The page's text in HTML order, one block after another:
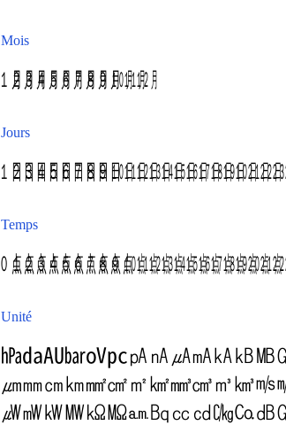
Mois
㋀ ㋁ ㋂ ㋃ ㋄ ㋅ ㋆ ㋇ ㋈ ㋉㋊㋋
Jours
㏠ ㏡ ㏢ ㏣ ㏤ ㏥ ㏦ ㏧ ㏨ ㏩㏪㏫㏬㏭㏮㏯㏰㏱㏲㏳㏴㏵㏶
Temps
㍘㍙㍚㍛㍜㍝㍞㍟㍠㍡㍢㍣㍤㍥㍦㍧㍨㍩㍪㍫㍬㍭㍮
Unité
㍱㍲㍳㍴㍵㍶㎀ ㎁ ㎂㎃㎄㎅㎆
㎛㎜㎝㎞㎟㎠㎡㎢㎣㎤㎥㎦㎧
㎼㎽㎾㎿㏀㏁㏂㏃㏄ ㏅㏆㏇㏈